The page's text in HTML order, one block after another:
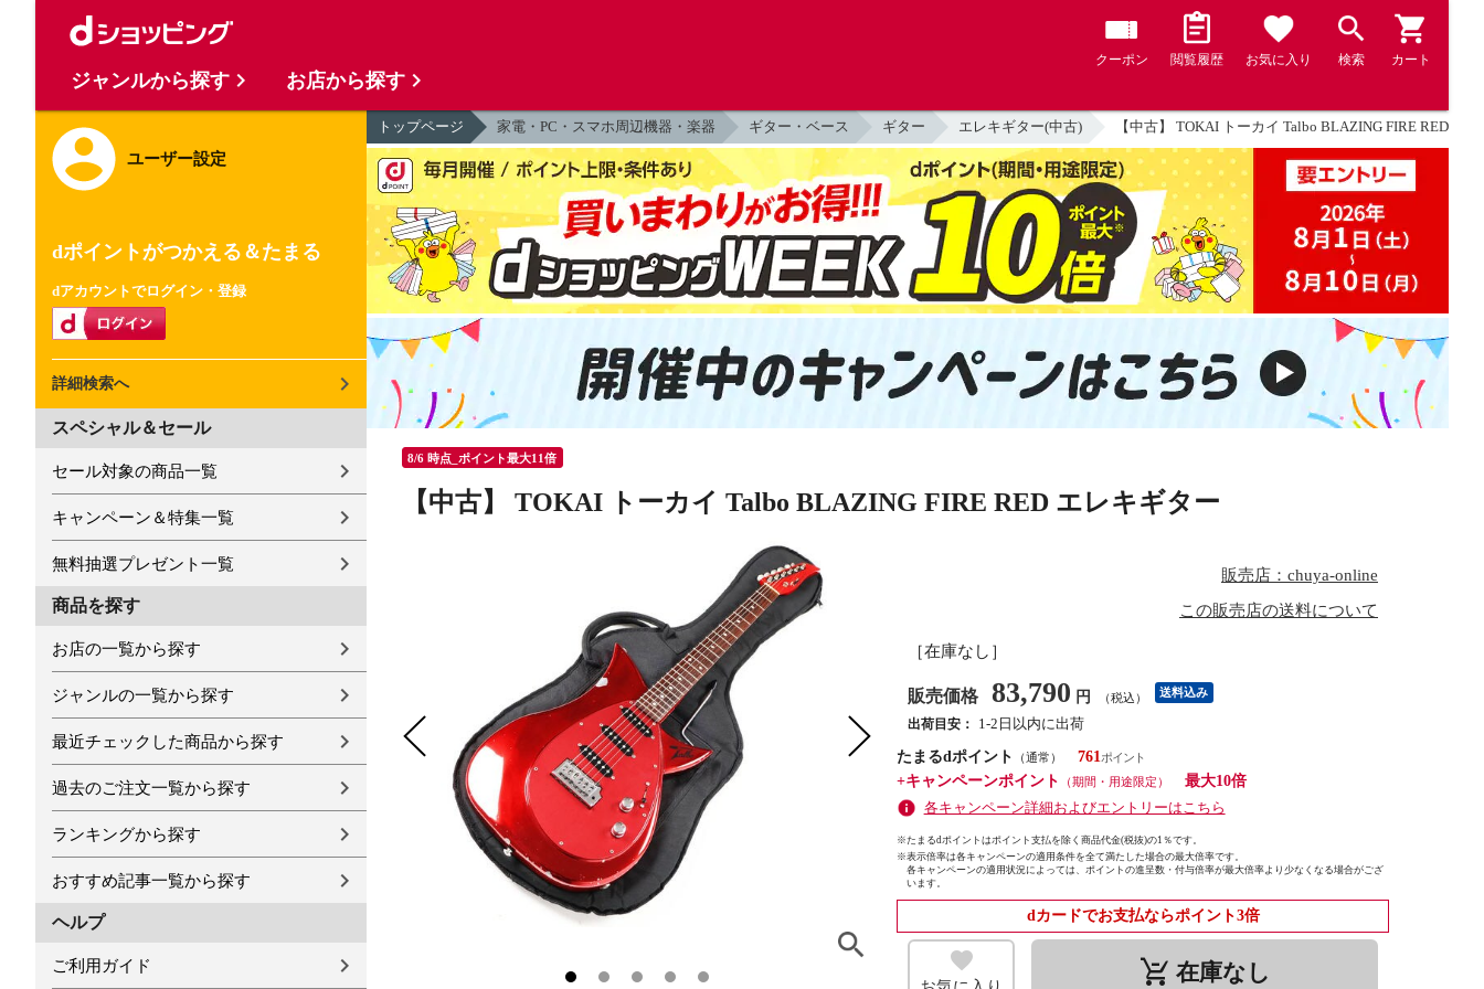
クーポン 閲覧履歴 お気に入り 検索 カート
ユーザー設定
dポイントがつかえる＆たまる
dアカウントでログイン・登録
詳細検索へ
スペシャル＆セール
セール対象の商品一覧
キャンペーン＆特集一覧
無料抽選プレゼント一覧
商品を探す
お店の一覧から探す
ジャンルの一覧から探す
最近チェックした商品から探す
過去のご注文一覧から探す
ランキングから探す
おすすめ記事一覧から探す
ヘルプ
ご利用ガイド
トップページ 家電・PC・スマホ周辺機器・楽器 ギター・ベース ギター エレキギター(中古) 【中古】 TOKAI トーカイ Talbo BLAZING FIRE RED エ
8/6 時点_ポイント最大11倍
【中古】 TOKAI トーカイ Talbo BLAZING FIRE RED エレキギター
販売店：chuya-online
この販売店の送料について
［在庫なし］
販売価格 83,790 円 （税込） 送料込み
出荷目安：
1-2日以内に出荷
たまるdポイント
（通常）
761
+キャンペーンポイント
（期間・用途限定）
最大10倍
各キャンペーン詳細およびエントリーはこちら
※たまるdポイントはポイント支払を除く商品代金(税抜)の1％です。
※表示倍率は各キャンペーンの適用条件を全て満たした場合の最大倍率です。
各キャンペーンの適用状況によっては、ポイントの進呈数・付与倍率が最大倍率より少なくなる場合がござ
います。
dカードでお支払ならポイント3倍
remove_shopping_cart 在庫なし
ジャンルから探す お店から探す